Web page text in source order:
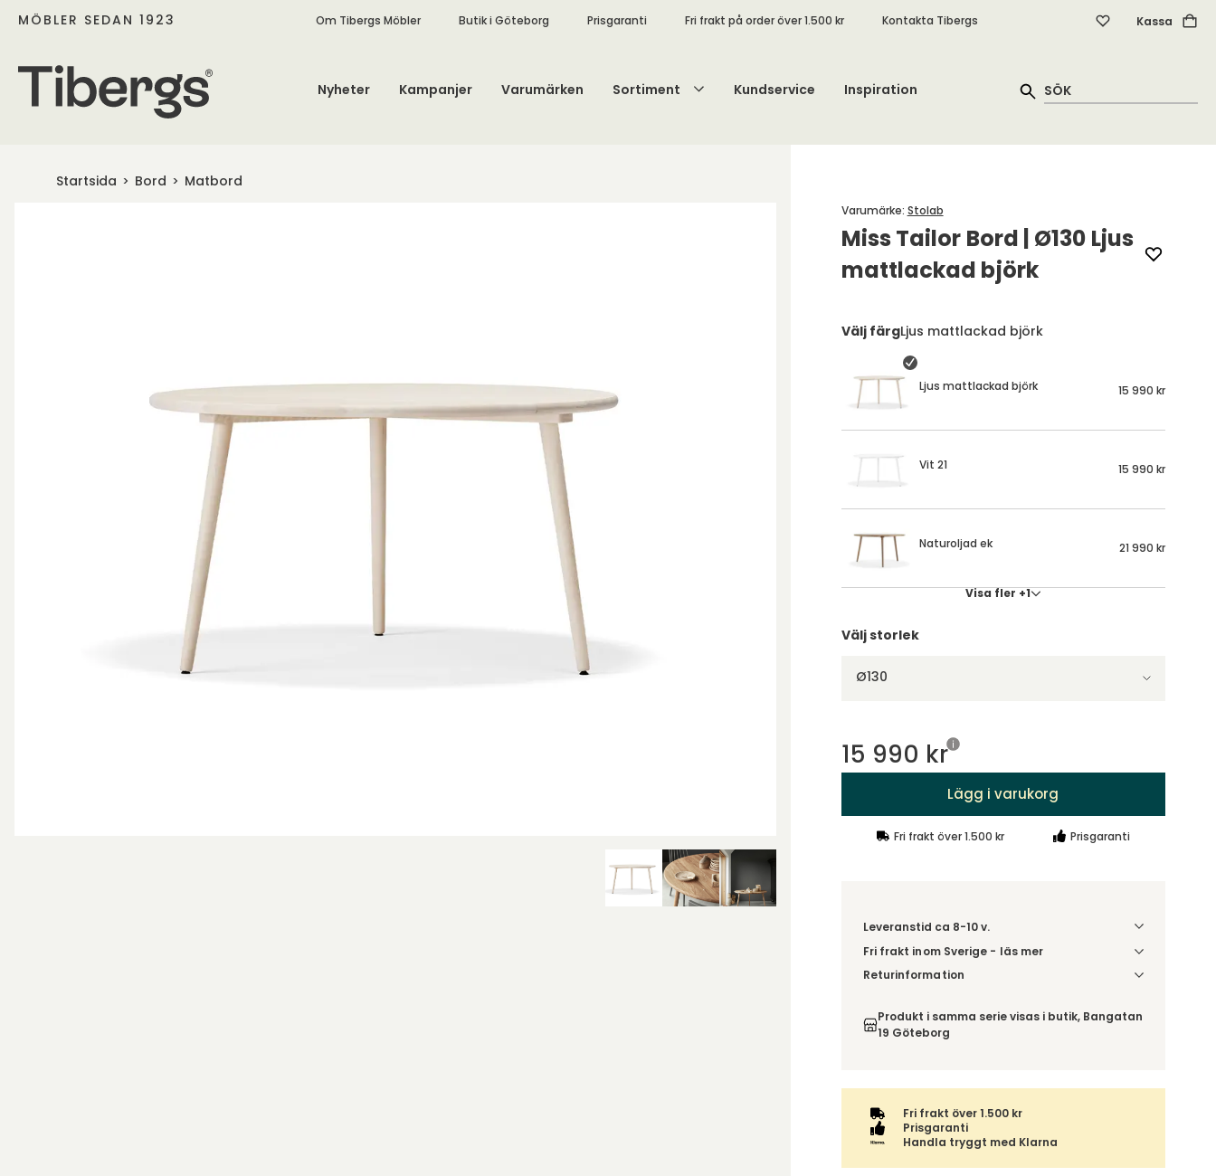
MÖBLER SEDAN 1923 Om Tibergs Möbler Butik i Göteborg Prisgaranti Fri frakt på order över 1.500 kr Kontakta Tibergs Kassa
Nyheter Kampanjer Varumärken Sortiment Kundservice Inspiration
Startsida Bord Matbord
Miss Tailor Bord | Ø130 Ljus
mattlackad björk
Varumärke: Stolab
Välj färgLjus mattlackad björk
Ljus mattlackad björk 15 990 kr
Vit 21 15 990 kr
Naturoljad ek 21 990 kr
Visa fler +1
Välj storlek
Ø130
15 990 kr
Lägg i varukorg
Fri frakt över 1.500 kr Prisgaranti
Leveranstid ca 8-10 v.
Fri frakt inom Sverige - läs mer
Denna vara skickas till din port/tomtgräns. Innan
andra produkter skickas hela ordern tillsammans.
Returinformation
omfattas därför inte av ångerrätten.
Produkt i samma serie visas i butik, Bangatan
19 Göteborg
Fri frakt över 1.500 kr
Prisgaranti
Handla tryggt med Klarna